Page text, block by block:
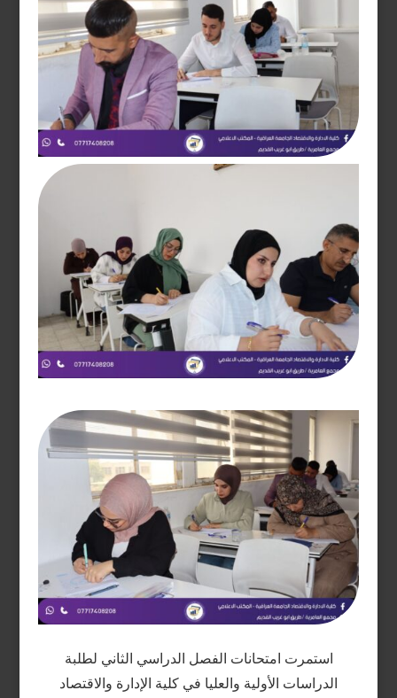
استمرت امتحانات الفصل الدراسي الثاني لطلبة
الدراسات الأولية والعليا في كلية الإدارة والاقتصاد